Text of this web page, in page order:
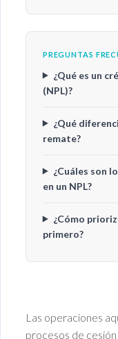
PREGUNTAS
¿Qué es un
(NPL)?
¿Qué
remate?
¿Cuáles son
en un NPL?
¿Cómo
primero?
Las operaciones
procesos de